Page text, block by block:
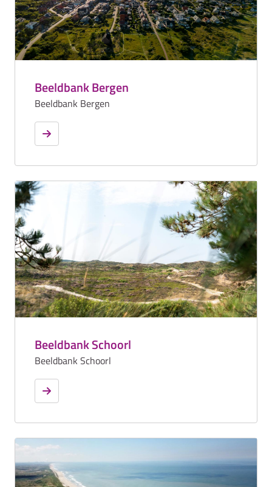
Beeldbank Bergen
Beeldbank Bergen
Beeldbank Schoorl
Beeldbank Schoorl